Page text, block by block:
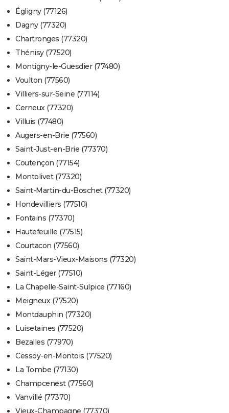
Égligny (77126)
Dagny (77320)
Chartronges (77320)
Thénisy (77520)
Montigny-le-Guesdier (77480)
Voulton (77560)
Villiers-sur-Seine (77114)
Cerneux (77320)
Villuis (77480)
Augers-en-Brie (77560)
Saint-Just-en-Brie (77370)
Coutençon (77154)
Montolivet (77320)
Saint-Martin-du-Boschet (77320)
Hondevilliers (77510)
Fontains (77370)
Hautefeuille (77515)
Courtacon (77560)
Saint-Mars-Vieux-Maisons (77320)
Saint-Léger (77510)
La Chapelle-Saint-Sulpice (77160)
Meigneux (77520)
Montdauphin (77320)
Luisetaines (77520)
Bezalles (77970)
Cessoy-en-Montois (77520)
La Tombe (77130)
Champcenest (77560)
Vanvillé (77370)
Vieux-Champagne (77370)